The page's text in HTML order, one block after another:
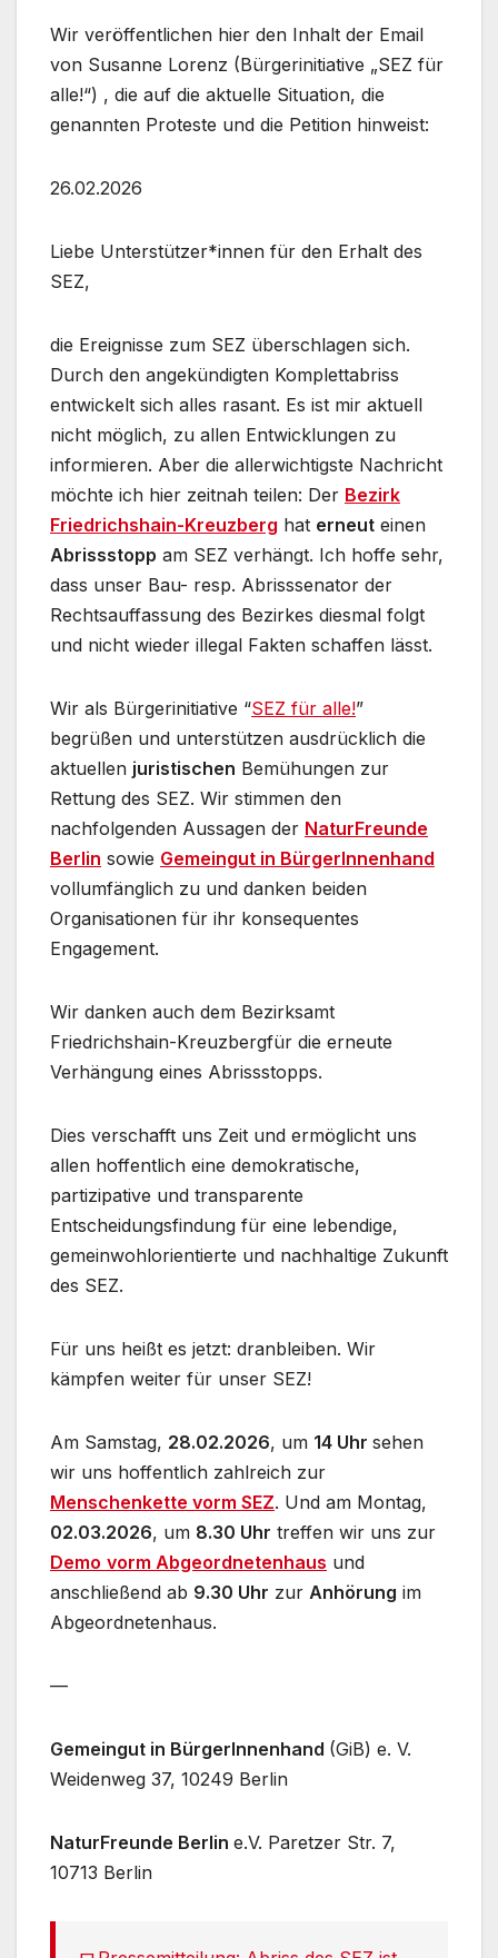
Wir veröffentlichen hier den Inhalt der Email
von Susanne Lorenz (Bürgerinitiative „SEZ für
alle!“) , die auf die aktuelle Situation, die
genannten Proteste und die Petition hinweist:
26.02.2026
Liebe Unterstützer*innen für den Erhalt des
SEZ,
die Ereignisse zum SEZ überschlagen sich.
Durch den angekündigten Komplettabriss
entwickelt sich alles rasant. Es ist mir aktuell
nicht möglich, zu allen Entwicklungen zu
informieren. Aber die allerwichtigste Nachricht
möchte ich hier zeitnah teilen: Der Bezirk
Friedrichshain-Kreuzberg hat erneut einen
Abrissstopp am SEZ verhängt. Ich hoffe sehr,
dass unser Bau- resp. Abrisssenator der
Rechtsauffassung des Bezirkes diesmal folgt
und nicht wieder illegal Fakten schaffen lässt.
Wir als Bürgerinitiative “SEZ für alle!”
begrüßen und unterstützen ausdrücklich die
aktuellen juristischen Bemühungen zur
Rettung des SEZ. Wir stimmen den
nachfolgenden Aussagen der NaturFreunde
Berlin sowie Gemeingut in BürgerInnenhand
vollumfänglich zu und danken beiden
Organisationen für ihr konsequentes
Engagement.
Wir danken auch dem Bezirksamt
Friedrichshain-Kreuzbergfür die erneute
Verhängung eines Abrissstopps.
Dies verschafft uns Zeit und ermöglicht uns
allen hoffentlich eine demokratische,
partizipative und transparente
Entscheidungsfindung für eine lebendige,
gemeinwohlorientierte und nachhaltige Zukunft
des SEZ.
Für uns heißt es jetzt: dranbleiben. Wir
kämpfen weiter für unser SEZ!
Am Samstag, 28.02.2026, um 14 Uhr sehen
wir uns hoffentlich zahlreich zur
Menschenkette vorm SEZ. Und am Montag,
02.03.2026, um 8.30 Uhr treffen wir uns zur
Demo vorm Abgeordnetenhaus und
anschließend ab 9.30 Uhr zur Anhörung im
Abgeordnetenhaus.
—
Gemeingut in BürgerInnenhand (GiB) e. V.
Weidenweg 37, 10249 Berlin
NaturFreunde Berlin e.V. Paretzer Str. 7,
10713 Berlin